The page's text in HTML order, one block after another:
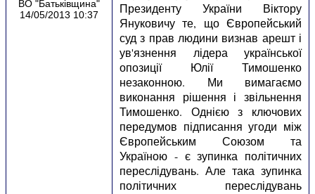
ВО "Батьківщина"
14/05/2013 10:37
Президенту України Віктору
Януковичу те, що Європейський
суд з прав людини визнав арешт і
ув'язнення лідера української
опозиції Юлії Тимошенко
незаконною. Ми вимагаємо
виконання рішення і звільнення
Тимошенко. Однією з ключових
передумов підписання угоди між
Європейським Союзом та
Україною - є зупинка політичних
переслідувань. Але така зупинка
політичних переслідувань